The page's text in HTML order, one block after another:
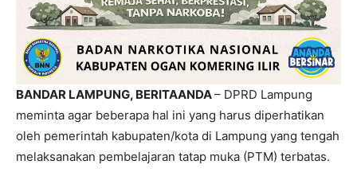
BANDAR LAMPUNG, BERITAANDA– DPRD Lampung
meminta agar beberapa hal ini yang harus diperhatikan
oleh pemerintah kabupaten/kota di Lampung yang tengah
melaksanakan pembelajaran tatap muka (PTM) terbatas.